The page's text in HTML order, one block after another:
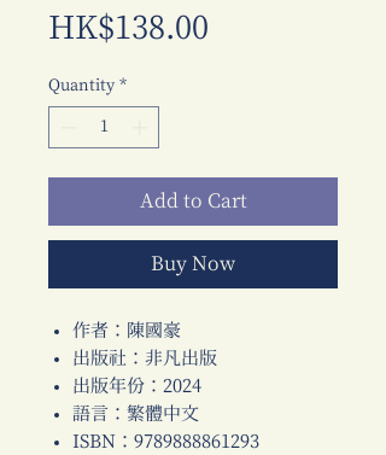
HK$138.00
Quantity *
Add to Cart
Buy Now
作者：陳國豪
出版社：非凡出版
出版年份：2024
語言：繁體中文
ISBN：9789888861293